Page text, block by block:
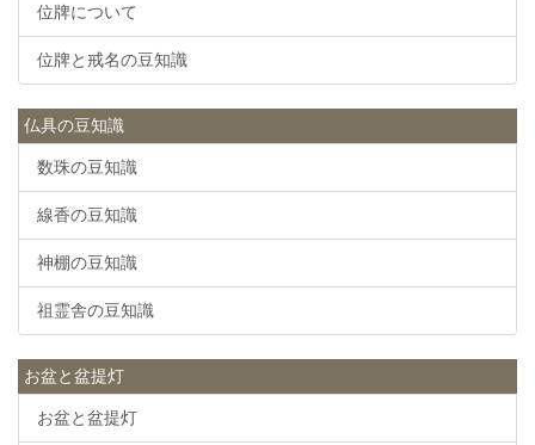
位牌について
位牌と戒名の豆知識
仏具の豆知識
数珠の豆知識
線香の豆知識
神棚の豆知識
祖霊舎の豆知識
お盆と盆提灯
お盆と盆提灯